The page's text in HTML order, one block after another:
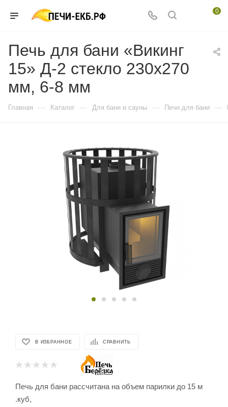
0
Печь для бани «Викинг
15» Д-2 стекло 230х270
мм, 6-8 мм
Главная — Каталог — Для бани и сауны — Печи для бани —
В ИЗБРАННОЕ СРАВНИТЬ
Печь для бани рассчитана на объем парилки до 15 м
.куб,